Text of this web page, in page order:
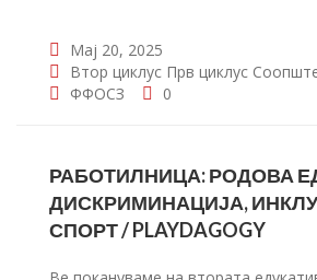
Мај 20, 2025
Втор циклус Прв циклус
ФФОСЗ
0
РАБОТИЛНИЦА: РОДОВА
ДИСКРИМИНАЦИЈА,
СПОРТ / PLAYDAGOGY